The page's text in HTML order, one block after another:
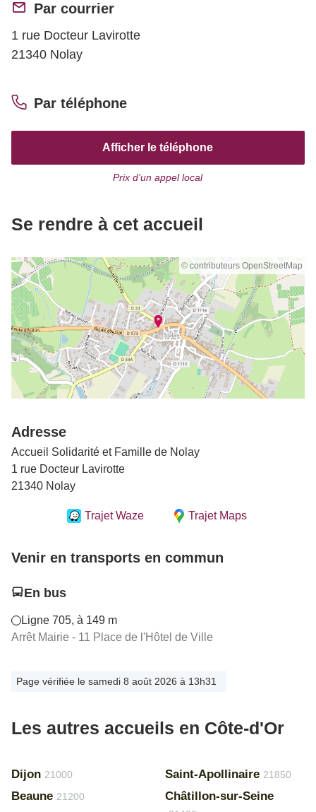
Par courrier
1 rue Docteur Lavirotte
21340 Nolay
Par téléphone
Afficher le téléphone
Prix d’un appel local
Se rendre à cet accueil
© contributeurs OpenStreetMap
Adresse
Accueil Solidarité et Famille de Nolay
1 rue Docteur Lavirotte
21340 Nolay
Trajet Waze Trajet Maps
Venir en transports en commun
En bus
Ligne 705, à 149 m
Arrêt Mairie - 11 Place de l'Hôtel de Ville
Page vérifiée le samedi 8 août 2026 à 13h31
Les autres accueils en Côte-d'Or
Dijon 21000
Beaune 21200
Saint-Apollinaire 21850
Châtillon-sur-Seine